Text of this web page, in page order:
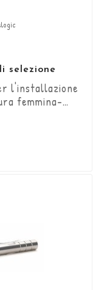
selezione
l'installazione
-
70mm